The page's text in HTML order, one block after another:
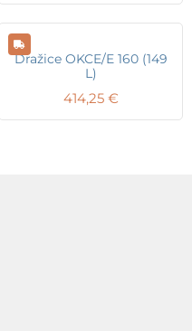
Dražice OKCE/E 160 (149
L)
414,25 €